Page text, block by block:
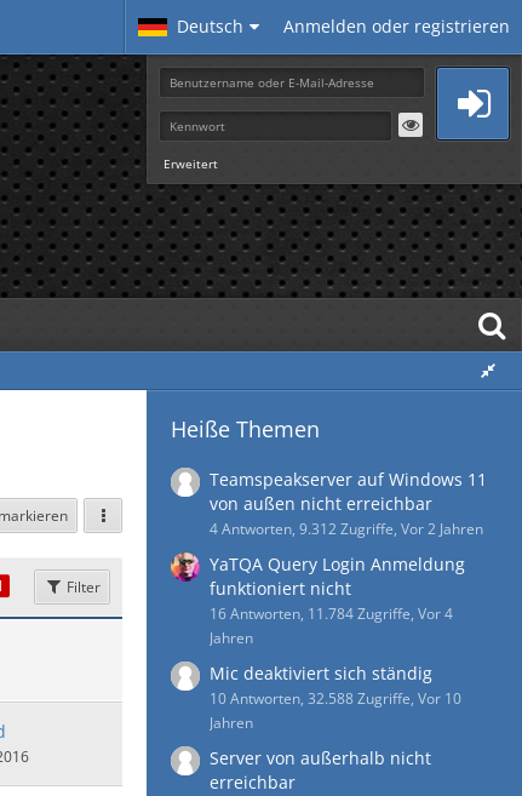
Deutsch Anmelden oder registrieren
Erweitert
Filter
Heiße Themen
Teamspeakserver auf Windows 11
von außen nicht erreichbar
4 Antworten, 9.312 Zugriffe, Vor 2 Jahren
YaTQA Query Login Anmeldung
funktioniert nicht
16 Antworten, 11.784 Zugriffe, Vor 4
Jahren
Mic deaktiviert sich ständig
10 Antworten, 32.588 Zugriffe, Vor 10
Jahren
Server von außerhalb nicht
erreichbar